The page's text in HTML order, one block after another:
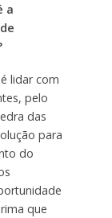
a
lidar com
pelo
das
para
do
que